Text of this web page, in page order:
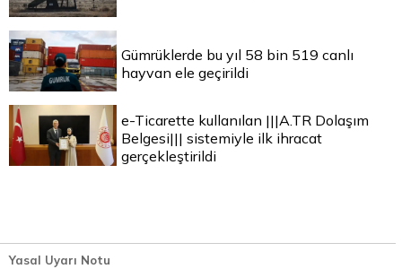
Gümrüklerde bu yıl 58 bin 519 canlı
hayvan ele geçirildi
e-Ticarette kullanılan |||A.TR Dolaşım
Belgesi||| sistemiyle ilk ihracat
gerçekleştirildi
Yasal Uyarı Notu